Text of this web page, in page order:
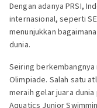
Dengan adanya PRSI,
internasional, seperti
menunjukkan
dunia.
Seiring
Olimpiade. Salah satu
meraih gelar juara dunia